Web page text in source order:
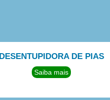
DESENTUPIDORA DE PIAS
Saiba mais